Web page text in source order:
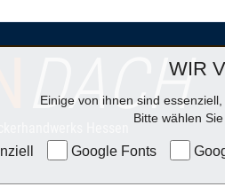
DACHWIR
Einige von ihnen sind
Bitte wählen
Google Fonts